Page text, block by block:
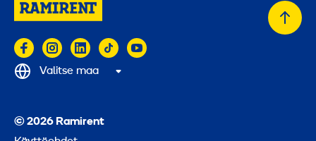
© 2026 Ramirent
Valitse maa